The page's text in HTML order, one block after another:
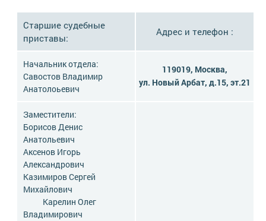
Старшие судебные
приставы:
Адрес и телефон :
Начальник отдела:
Савостов Владимир
Анатолоьевич
119019, Москва,
ул. Новый Арбат, д.15, эт.21
Заместители:
Борисов Денис
Анатольевич
Аксенов Игорь
Александрович
Казимиров Сергей
Михайлович
Карелин Олег
Владимирович